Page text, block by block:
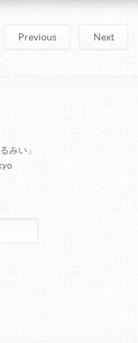
Previous Next
みい」